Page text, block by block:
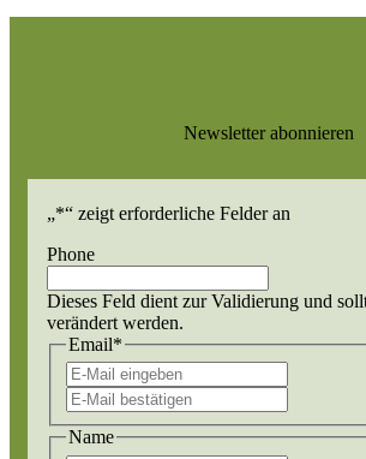
Newsletter abonnieren
„*“ zeigt erforderliche Felder an
Phone
Dieses Feld dient zur Validierung und
verändert werden.
Email*
bestätigen
Name